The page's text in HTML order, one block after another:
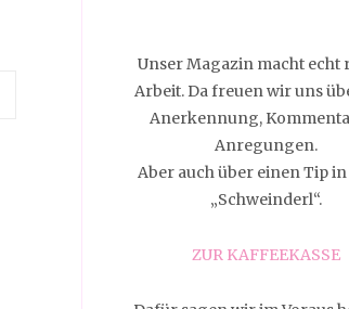
Unser Magazin macht echt
Arbeit. Da freuen wir uns
Anerkennung,
Anregungen.
Aber auch über einen Tip
„Schweinderl“.
ZUR KAFFEEKASSE